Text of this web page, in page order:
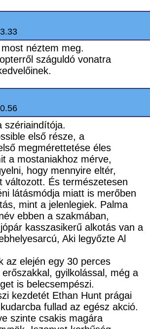
néztem meg.
száguldó vonatra
szériaindítója.
első része, a
megmérettetése éles
a mostaniakhoz mérve,
hogy mennyire eltér,
változott. És természetesen
látásmódja miatt is merőben
mint a jelenlegiek. Palma
ebben a szakmában,
kasszasikerű alkotás van a
Aki legyőzte Al
az elején egy 30 perces
gyilkolással, még a
is belecsempészi.
kezdetét Ethan Hunt prágai
fullad az egész akció.
szinte csakis magára